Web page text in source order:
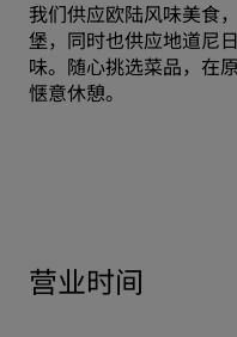
我们供应欧陆风味美食
堡，同时也供应地道尼
味。随心挑选菜品，在
惬意休憩。
营业时间